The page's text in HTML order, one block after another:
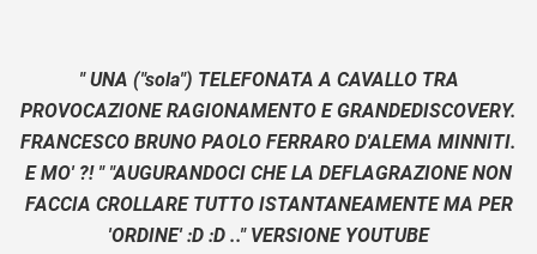
" UNA ("sola") TELEFONATA A CAVALLO TRA
PROVOCAZIONE RAGIONAMENTO E GRANDEDISCOVERY.
FRANCESCO BRUNO PAOLO FERRARO D'ALEMA MINNITI.
E MO' ?! " "AUGURANDOCI CHE LA DEFLAGRAZIONE NON
FACCIA CROLLARE TUTTO ISTANTANEAMENTE MA PER
'ORDINE' :D :D .." VERSIONE YOUTUBE